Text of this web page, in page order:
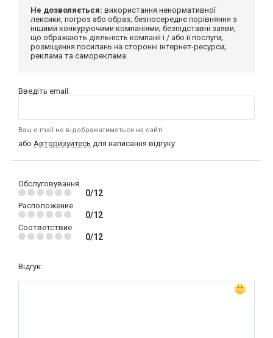
Не дозволяється: використання ненормативної
лексики, погроз або образ; безпосереднє порівняння з
іншими конкуруючими компаніями; безпідставні заяви,
що ображають діяльність компанії і / або її послуги;
розміщення посилань на сторонні інтернет-ресурси;
реклама та самореклама.
Введіть email:
Ваш e-mail не відображатиметься на сайті
або Авторизуйтесь для написання відгуку
Обслуговування
0/12
Расположение
0/12
Соответствие
0/12
Відгук: